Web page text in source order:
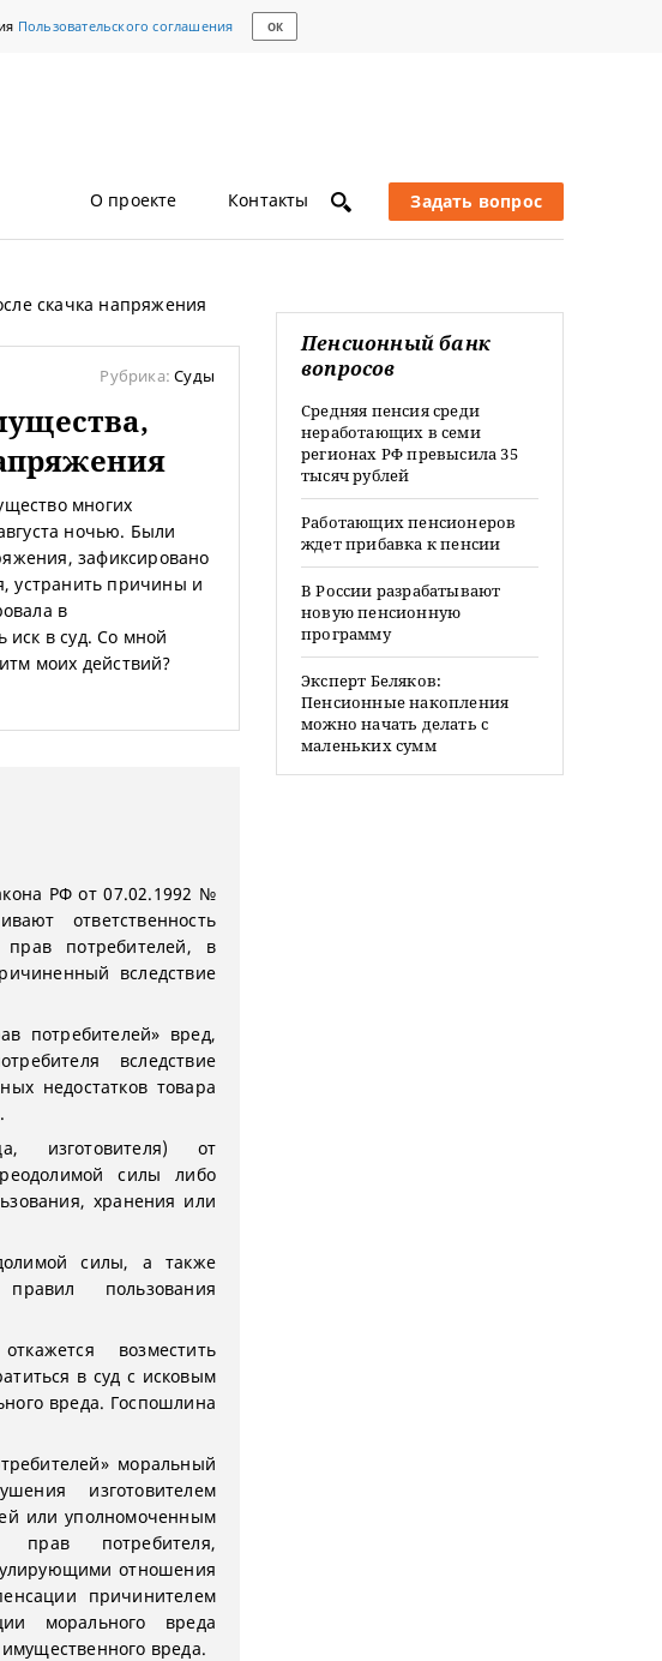
Пользовательского соглашения ОК
О проекте Контакты Задать вопрос
скачка напряжения
Рубрика:Суды
многих
ночью. Были
зафиксировано
устранить причины и
в
иск в суд. Со мной
моих действий?
РФ от 07.02.1992 №
ответственность
прав потребителей, в
вследствие
потребителей» вред,
вследствие
недостатков товара
изготовителя) от
силы либо
хранения или
силы, а также
пользования
возместить
в суд с исковым
вреда. Госпошлина
моральный
изготовителем
или уполномоченным
прав потребителя,
отношения
причинителем
морального вреда
вреда.
Пенсионный банк
вопросов
Средняя пенсия среди
неработающих в семи
регионах РФ превысила 35
тысяч рублей
Работающих пенсионеров
ждет прибавка к пенсии
В России разрабатывают
новую пенсионную
программу
Эксперт Беляков:
Пенсионные накопления
можно начать делать с
маленьких сумм